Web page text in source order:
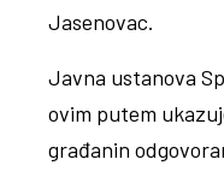
Jasenovac.
Javna ustanova
ovim putem
građanin